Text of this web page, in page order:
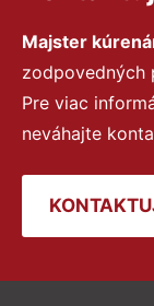
Majster
zodpovedných
Pre viac
neváhajte